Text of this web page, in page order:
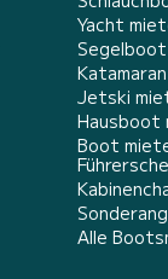
Yacht
Jetski
Hausboot
Boot
Alle